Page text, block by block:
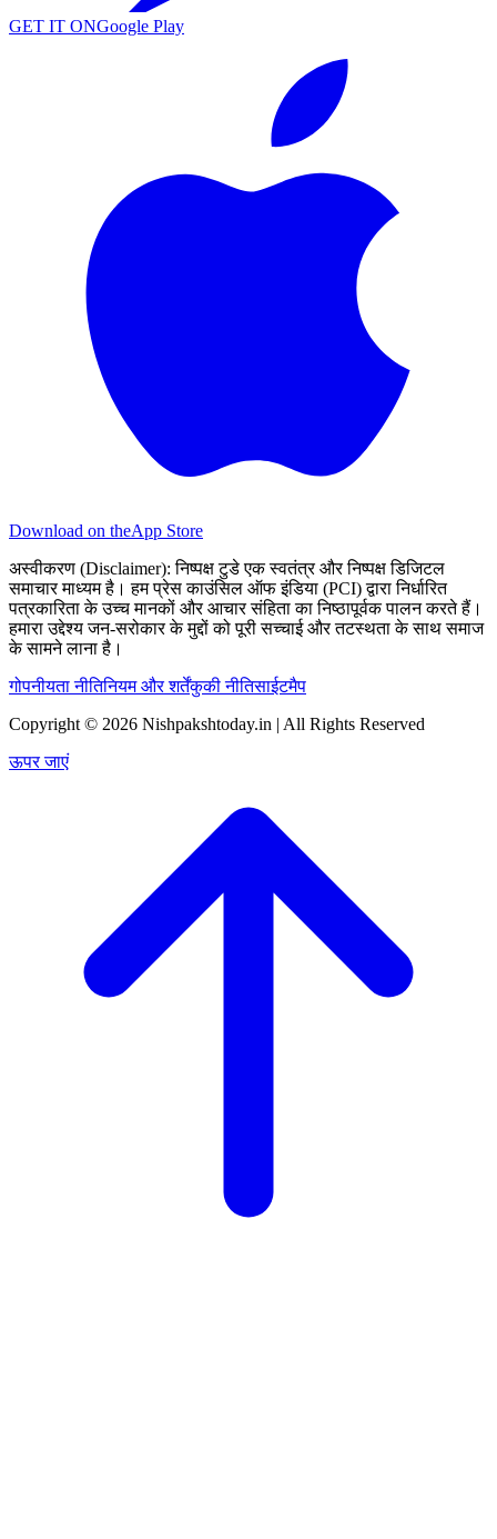
GET IT ONGoogle Play
Download on theApp Store
अस्वीकरण (Disclaimer): निष्पक्ष टुडे एक स्वतंत्र और निष्पक्ष डिजिटल
समाचार माध्यम है। हम प्रेस काउंसिल ऑफ इंडिया (PCI) द्वारा निर्धारित
पत्रकारिता के उच्च मानकों और आचार संहिता का निष्ठापूर्वक पालन करते हैं।
हमारा उद्देश्य जन-सरोकार के मुद्दों को पूरी सच्चाई और तटस्थता के साथ समाज
के सामने लाना है।
गोपनीयता नीतिनियम और शर्तेंकुकी नीतिसाईटमैप
Copyright © 2026 Nishpakshtoday.in | All Rights Reserved
ऊपर जाएं